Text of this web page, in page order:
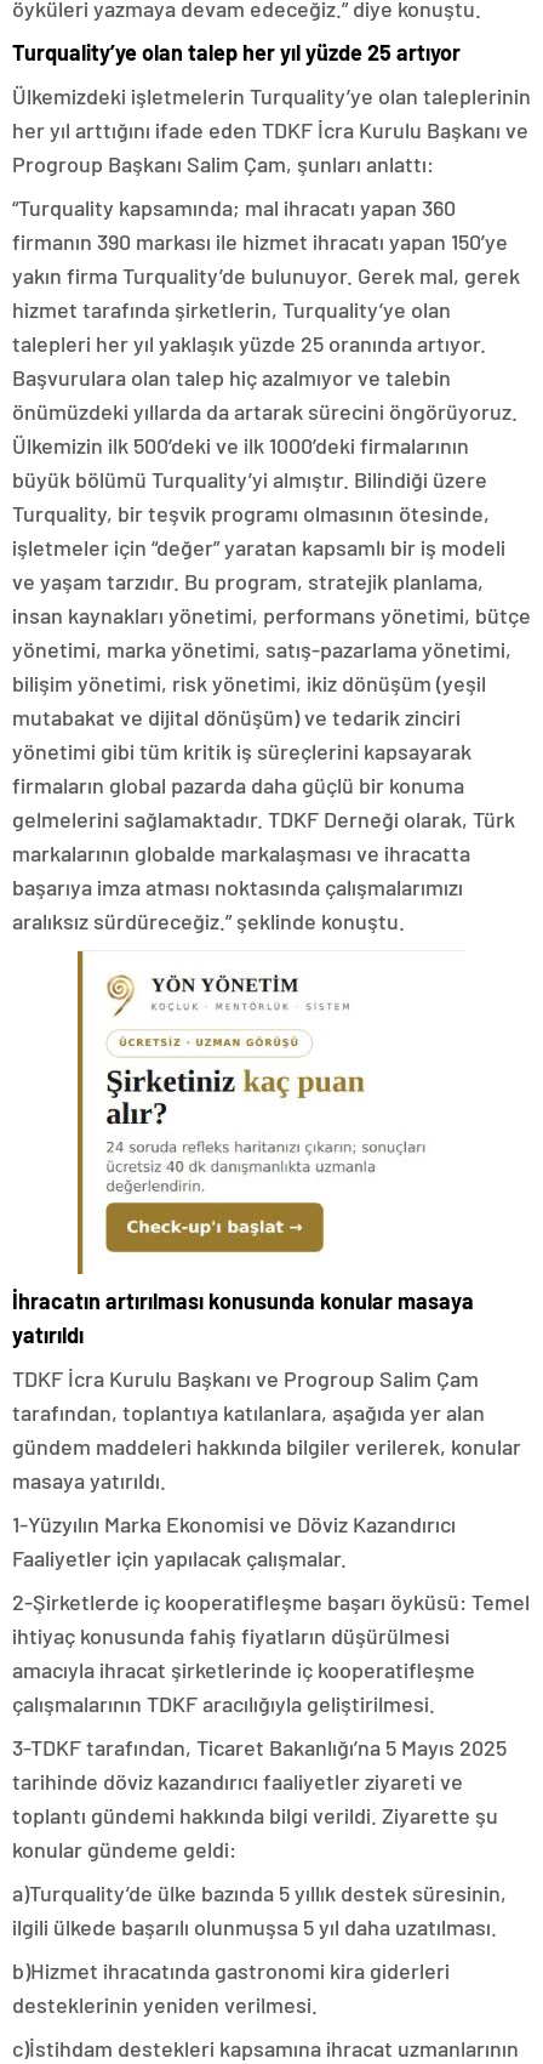
öyküleri yazmaya devam edeceğiz.” diye konuştu.
Turquality’ye olan talep her yıl yüzde 25 artıyor
Ülkemizdeki işletmelerin Turquality’ye olan taleplerinin
her yıl arttığını ifade eden TDKF İcra Kurulu Başkanı ve
Progroup Başkanı Salim Çam, şunları anlattı:
“Turquality kapsamında; mal ihracatı yapan 360
firmanın 390 markası ile hizmet ihracatı yapan 150’ye
yakın firma Turquality’de bulunuyor. Gerek mal, gerek
hizmet tarafında şirketlerin, Turquality’ye olan
talepleri her yıl yaklaşık yüzde 25 oranında artıyor.
Başvurulara olan talep hiç azalmıyor ve talebin
önümüzdeki yıllarda da artarak sürecini öngörüyoruz.
Ülkemizin ilk 500’deki ve ilk 1000’deki firmalarının
büyük bölümü Turquality’yi almıştır. Bilindiği üzere
Turquality, bir teşvik programı olmasının ötesinde,
işletmeler için “değer” yaratan kapsamlı bir iş modeli
ve yaşam tarzıdır. Bu program, stratejik planlama,
insan kaynakları yönetimi, performans yönetimi, bütçe
yönetimi, marka yönetimi, satış-pazarlama yönetimi,
bilişim yönetimi, risk yönetimi, ikiz dönüşüm (yeşil
mutabakat ve dijital dönüşüm) ve tedarik zinciri
yönetimi gibi tüm kritik iş süreçlerini kapsayarak
firmaların global pazarda daha güçlü bir konuma
gelmelerini sağlamaktadır. TDKF Derneği olarak, Türk
markalarının globalde markalaşması ve ihracatta
başarıya imza atması noktasında çalışmalarımızı
aralıksız sürdüreceğiz.” şeklinde konuştu.
İhracatın artırılması konusunda konular masaya
yatırıldı
TDKF İcra Kurulu Başkanı ve Progroup Salim Çam
tarafından, toplantıya katılanlara, aşağıda yer alan
gündem maddeleri hakkında bilgiler verilerek, konular
masaya yatırıldı.
1-Yüzyılın Marka Ekonomisi ve Döviz Kazandırıcı
Faaliyetler için yapılacak çalışmalar.
2-Şirketlerde iç kooperatifleşme başarı öyküsü: Temel
ihtiyaç konusunda fahiş fiyatların düşürülmesi
amacıyla ihracat şirketlerinde iç kooperatifleşme
çalışmalarının TDKF aracılığıyla geliştirilmesi.
3-TDKF tarafından, Ticaret Bakanlığı’na 5 Mayıs 2025
tarihinde döviz kazandırıcı faaliyetler ziyareti ve
toplantı gündemi hakkında bilgi verildi. Ziyarette şu
konular gündeme geldi:
a)Turquality’de ülke bazında 5 yıllık destek süresinin,
ilgili ülkede başarılı olunmuşsa 5 yıl daha uzatılması.
b)Hizmet ihracatında gastronomi kira giderleri
desteklerinin yeniden verilmesi.
c)İstihdam destekleri kapsamına ihracat uzmanlarının